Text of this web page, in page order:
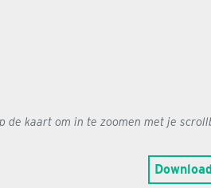
de kaart om in te zoomen met je